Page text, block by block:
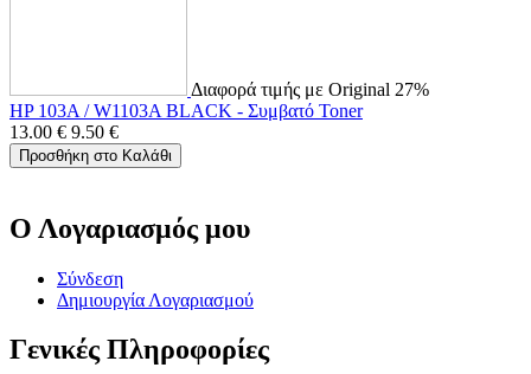
Διαφορά τιμής με Original 27%
HP 103A / W1103A BLACK - Συμβατό Toner
13.00 € 9.50 €
Προσθήκη στο Καλάθι
Ο Λογαριασμός μου
Σύνδεση
Δημιουργία Λογαριασμού
Γενικές Πληροφορίες